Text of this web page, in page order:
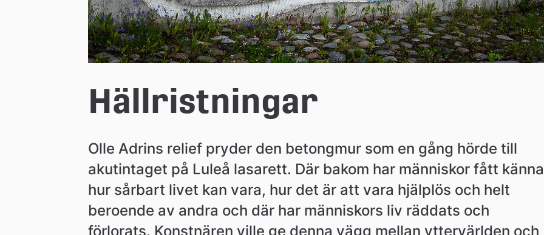
Hällristningar
Olle Adrins relief pryder den betongmur som en gång hörde till
akutintaget på Luleå lasarett. Där bakom har människor fått känna
hur sårbart livet kan vara, hur det är att vara hjälplös och helt
beroende av andra och där har människors liv räddats och
förlorats. Konstnären ville ge denna vägg mellan yttervärlden och